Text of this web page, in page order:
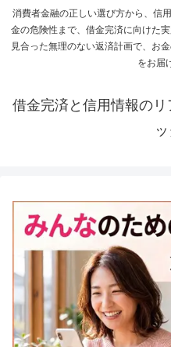
消費者金融の正しい選び方から、信
金の危険性まで、借金完済に向けた
見合った無理のない返済計画で、お
をお届
借金完済と信用情報の